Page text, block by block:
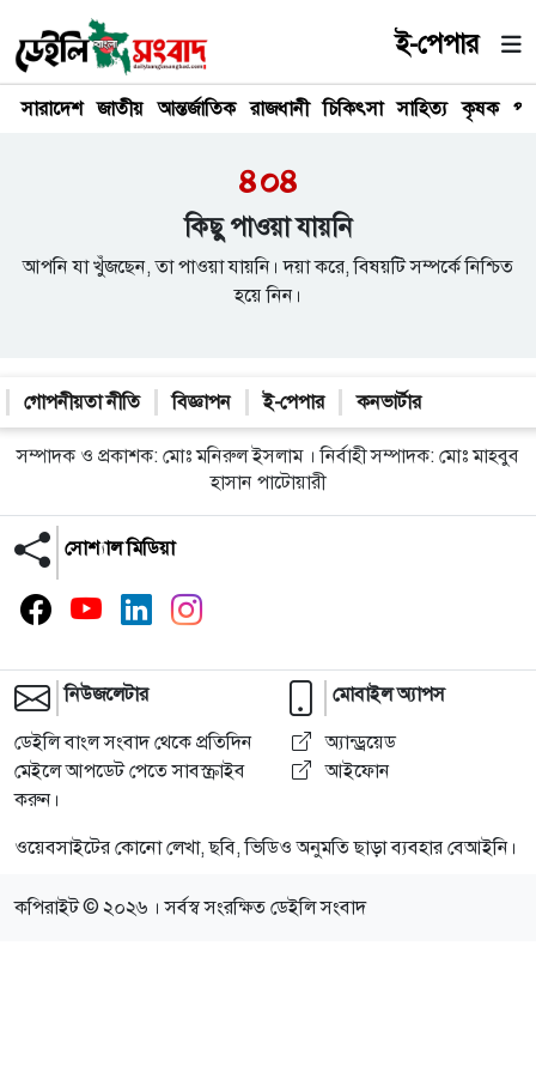
ই-পেপার
সারাদেশ জাতীয় আন্তর্জাতিক রাজধানী চিকিৎসা সাহিত্য কৃষক
৪০৪
কিছু পাওয়া যায়নি
আপনি যা খুঁজছেন, তা পাওয়া যায়নি। দয়া করে, বিষয়টি সম্পর্কে নিশ্চিত
হয়ে নিন।
গোপনীয়তা নীতি বিজ্ঞাপন ই-পেপার কনভার্টার
সম্পাদক ও প্রকাশক: মোঃ মনিরুল ইসলাম । নির্বাহী সম্পাদক: মোঃ মাহবুব
হাসান পাটোয়ারী
সোশ্যাল মিডিয়া
নিউজলেটার
ডেইলি বাংল সংবাদ থেকে প্রতিদিন
মেইলে আপডেট পেতে সাবস্ক্রাইব
করুন।
মোবাইল অ্যাপস
অ্যান্ড্রয়েড
আইফোন
ওয়েবসাইটের কোনো লেখা, ছবি, ভিডিও অনুমতি ছাড়া ব্যবহার বেআইনি।
কপিরাইট © ২০২৬ । সর্বস্ব সংরক্ষিত ডেইলি সংবাদ